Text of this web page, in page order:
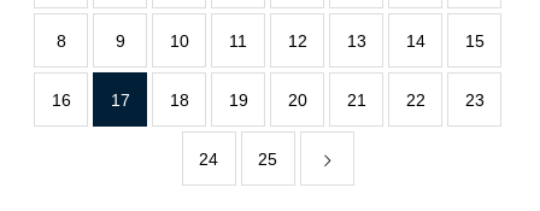
8 9 10 11 12 13 14 15
16 17 18 19 20 21 22 23
24 25
動画コンテンツ